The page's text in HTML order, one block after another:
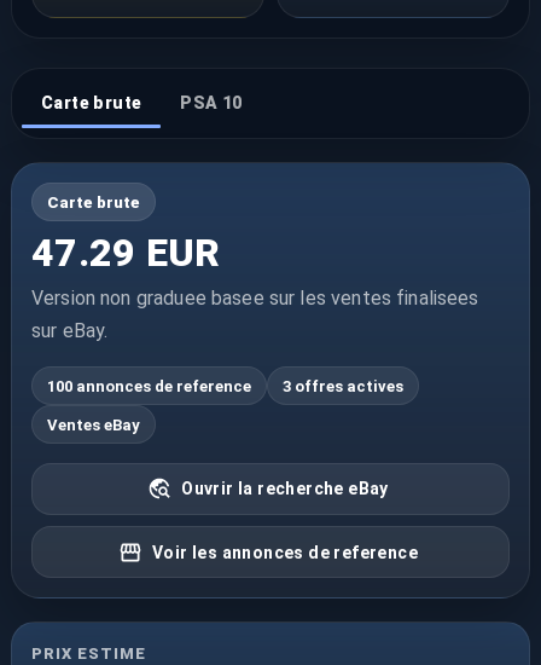
Carte brute PSA 10
Carte brute
47.29 EUR
Version non graduee basee sur les ventes finalisees
sur eBay.
100 annonces de reference 3 offres actives
Ventes eBay
Ouvrir la recherche eBay
Voir les annonces de reference
PRIX ESTIME